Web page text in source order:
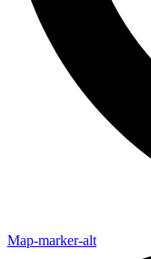
Map-marker-alt